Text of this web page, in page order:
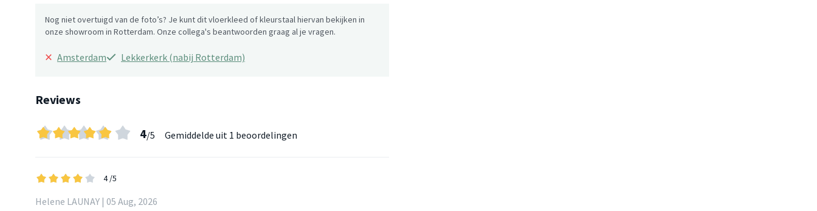
Nog niet overtuigd van de foto’s? Je kunt dit vloerkleed of kleurstaal hiervan bekijken in
onze showroom in Rotterdam. Onze collega's beantwoorden graag al je vragen.
× Amsterdam Lekkerkerk (nabij Rotterdam)
Reviews
4/5 Gemiddelde uit 1 beoordelingen
4 /5
Helene LAUNAY | 05 Aug, 2026